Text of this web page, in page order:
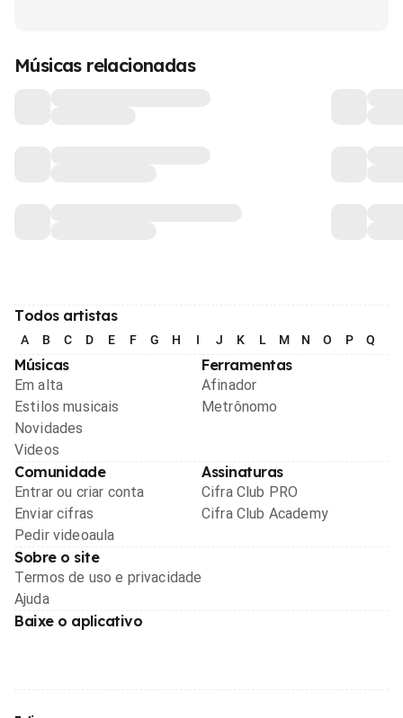
Músicas relacionadas
Todos artistas
A B C D E F G H I J K L M N O P Q
Músicas
Em alta
Estilos musicais
Novidades
Videos
Ferramentas
Afinador
Metrônomo
Comunidade
Entrar ou criar conta
Enviar cifras
Pedir videoaula
Assinaturas
Cifra Club PRO
Cifra Club Academy
Sobre o site
Termos de uso e privacidade
Ajuda
Baixe o aplicativo